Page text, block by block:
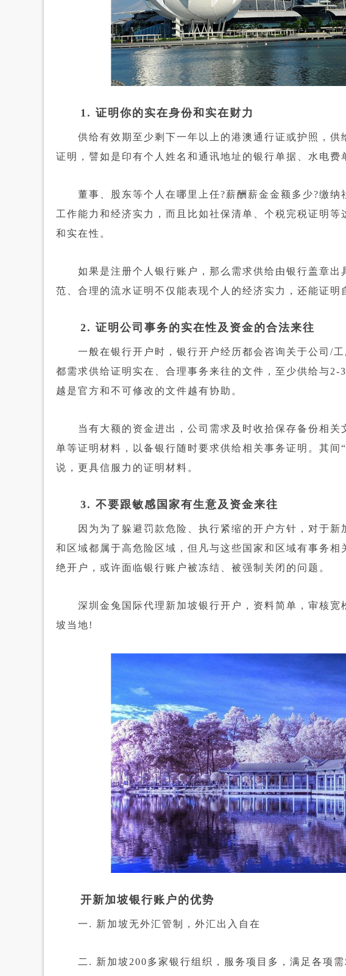
1. 证明你的实在身份和实在财力
供给有效期至少剩下一年以上的港澳通行证或护照，供
证明，譬如是印有个人姓名和通讯地址的银行单据、水电费
董事、股东等个人在哪里上任?薪酬薪金金额多少?缴纳
工作能力和经济实力，而且比如社保清单、个税完税证明
和实在性。
如果是注册个人银行账户，那么需求供给由银行盖章出
范、合理的流水证明不仅能表现个人的经济实力，还能证明
2. 证明公司事务的实在性及资金的合法来往
一般在银行开户时，银行开户经历都会咨询关于公司/工
都需求供给证明实在、合理事务来往的文件，至少供给与2-
越是官方和不可修改的文件越有协助。
当有大额的资金进出，公司需求及时收拾保存备份相关
单等证明材料，以备银行随时要求供给相关事务证明。其
说，更具信服力的证明材料。
3. 不要跟敏感国家有生意及资金来往
因为为了躲避罚款危险、执行紧缩的开户方针，对于新
和区域都属于高危险区域，但凡与这些国家和区域有事务
绝开户，或许面临银行账户被冻结、被强制关闭的问题。
深圳金兔国际代理新加坡银行开户，资料简单，审核宽
坡当地!
开新加坡银行账户的优势
一. 新加坡无外汇管制，外汇出入自在
二. 新加坡200多家银行组织，服务项目多，满足各项需